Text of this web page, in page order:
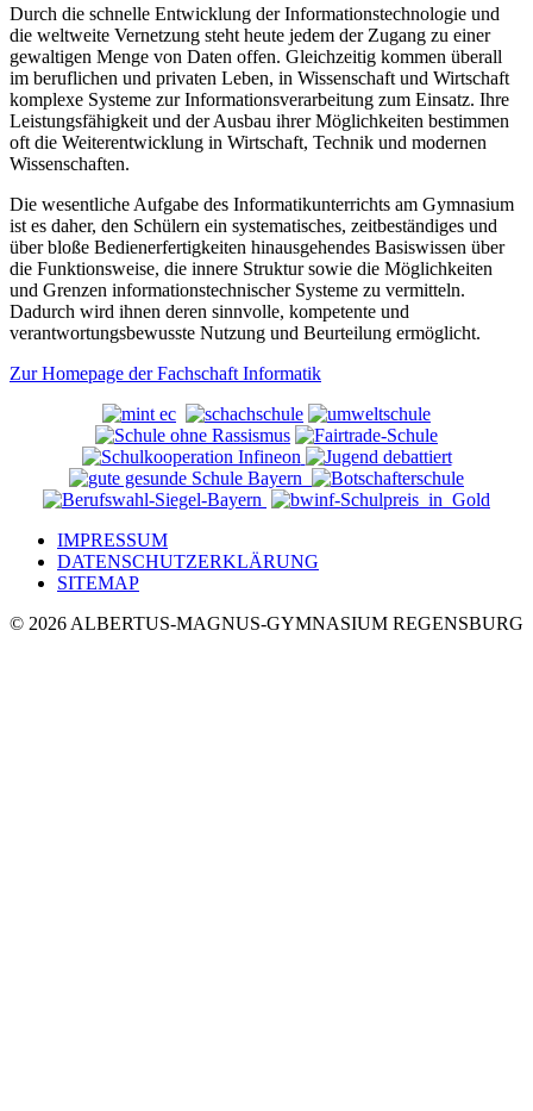
Durch die schnelle Entwicklung der Informationstechnologie und
die weltweite Vernetzung steht heute jedem der Zugang zu einer
gewaltigen Menge von Daten offen. Gleichzeitig kommen überall
im beruflichen und privaten Leben, in Wissenschaft und Wirtschaft
komplexe Systeme zur Informationsverarbeitung zum Einsatz. Ihre
Leistungsfähigkeit und der Ausbau ihrer Möglichkeiten bestimmen
oft die Weiterentwicklung in Wirtschaft, Technik und modernen
Wissenschaften.
Die wesentliche Aufgabe des Informatikunterrichts am Gymnasium
ist es daher, den Schülern ein systematisches, zeitbeständiges und
über bloße Bedienerfertigkeiten hinausgehendes Basiswissen über
die Funktionsweise, die innere Struktur sowie die Möglichkeiten
und Grenzen informationstechnischer Systeme zu vermitteln.
Dadurch wird ihnen deren sinnvolle, kompetente und
verantwortungsbewusste Nutzung und Beurteilung ermöglicht.
ZurHomepage der Fachschaft Informatik
IMPRESSUM
DATENSCHUTZERKLÄRUNG
SITEMAP
© 2026 ALBERTUS-MAGNUS-GYMNASIUM REGENSBURG